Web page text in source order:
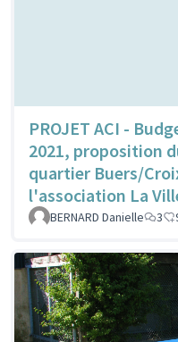
PROJET ACI -
2021, proposition
quartier Buers/
l'association La
BERNARD Danielle 3